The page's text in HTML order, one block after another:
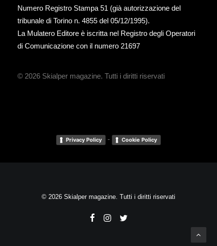
Numero Registro Stampa 51 (già autorizzazione del
tribunale di Torino n. 4855 del 05/12/1995).
La Mulatero Editore è iscritta nel Registro degli Operatori
di Comunicazione con il numero 21697
© 2026 Skialper magazine. Tutti i diritti riservati
Privacy Policy - Cookie Policy
© 2026 Skialper magazine. Tutti i diritti riservati